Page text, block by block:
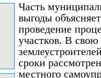
Часть
выгоды
проведение
участков. В свою
сроки
местного